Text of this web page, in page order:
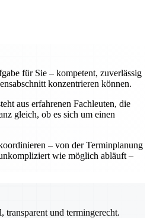
für Sie – kompetent, zuverlässig
konzentrieren können.
aus erfahrenen Fachleuten, die
gleich, ob es sich um einen
– von der Terminplanung
wie möglich abläuft –
transparent und termingerecht.